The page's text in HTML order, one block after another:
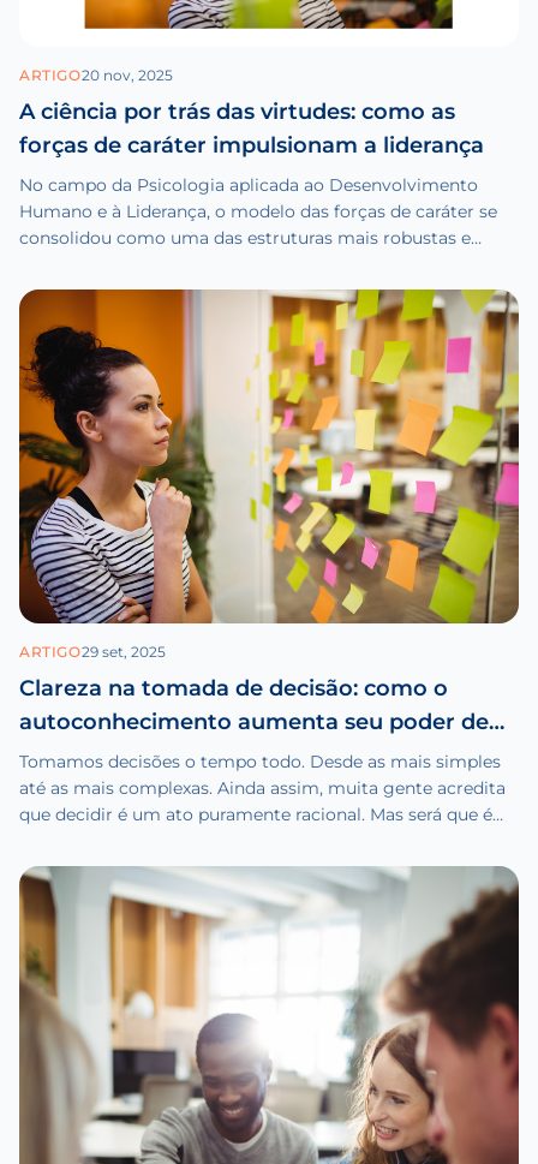
ARTIGO20 nov, 2025
A ciência por trás das virtudes: como as
forças de caráter impulsionam a liderança
No campo da Psicologia aplicada ao Desenvolvimento
Humano e à Liderança, o modelo das forças de caráter se
consolidou como uma das estruturas mais robustas e
ARTIGO29 set, 2025
Clareza na tomada de decisão: como o
autoconhecimento aumenta seu poder de
escolha
Tomamos decisões o tempo todo. Desde as mais simples
até as mais complexas. Ainda assim, muita gente acredita
que decidir é um ato puramente racional. Mas será que é